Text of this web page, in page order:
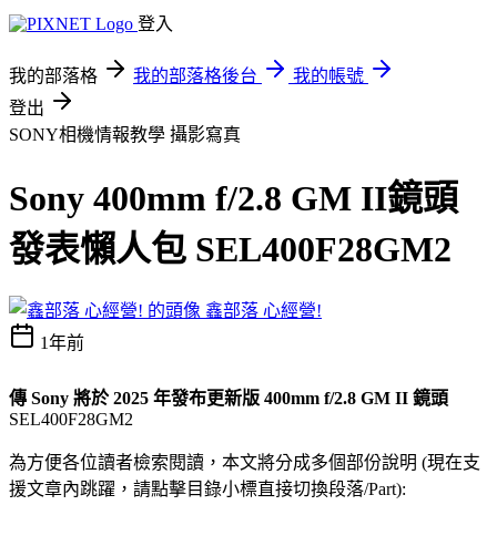
登入
我的部落格 我的部落格後台
我的帳號
登出
SONY相機情報教學 攝影寫真
Sony 400mm f/2.8 GM II鏡頭
發表懶人包 SEL400F28GM2
鑫部落 心經營!
1年前
傳 Sony 將於 2025 年發布更新版 400mm f/2.8 GM II 鏡頭
SEL400F28GM2
為方便各位讀者檢索閱讀，本文將分成多個部份說明 (現在支
援文章內跳躍，請點擊目錄小標直接切換段落/Part):